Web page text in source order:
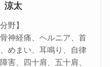
太
野】
神経痛、ヘルニア、首
めまい、耳鳴り、自律
害、四十肩、五十肩、